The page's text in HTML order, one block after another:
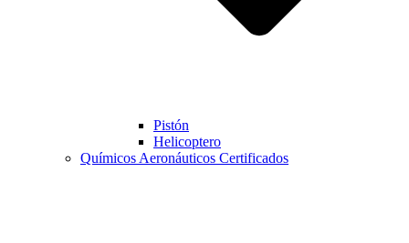
Pistón
Helicoptero
Químicos Aeronáuticos Certificados